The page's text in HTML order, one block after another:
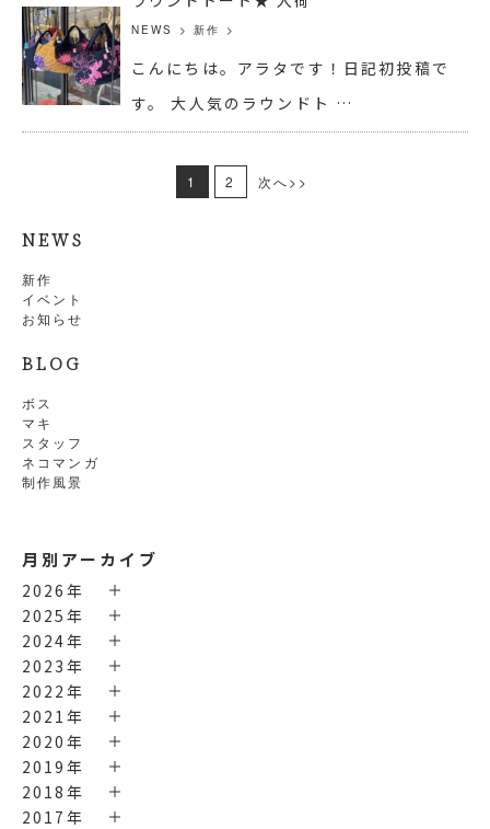
NEWS
新作
イベント
お知らせ
BLOG
ボス
マキ
スタッフ
ネコマンガ
制作風景
月別アーカイブ
2026年
2025年
2024年
2023年
2022年
2021年
2020年
2019年
2018年
2017年
NEWS >新作 >
こんにちは。アラタです！日記初投稿で
す。 大人気のラウンドト …
1 2 次へ>>